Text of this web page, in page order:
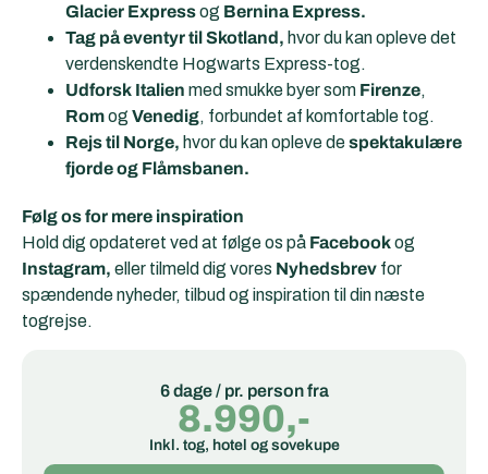
Glacier Expressog Bernina Express.
Tag på eventyr til Skotland, hvor du kan opleve det
verdenskendte Hogwarts Express-tog.
Udforsk Italien med smukke byer som Firenze,
Romog Venedig, forbundet af komfortable tog.
Rejs til Norge, hvor du kan opleve despektakulære
fjorde og Flåmsbanen.
Følg os for mere inspiration
Hold dig opdateret ved at følge os på Facebookog
Instagram, eller tilmeld dig vores Nyhedsbrev for
spændende nyheder, tilbud og inspiration til din næste
togrejse.
6 dage / pr. person fra
8.990,-
Inkl. tog, hotel og sovekupe